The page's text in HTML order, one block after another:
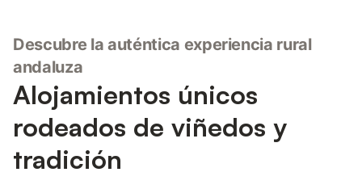
Descubre la auténtica experiencia rural
andaluza
Alojamientos únicos
rodeados de viñedos y
tradición